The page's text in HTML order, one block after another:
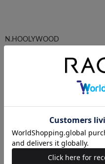
N.HOOLYWOOD